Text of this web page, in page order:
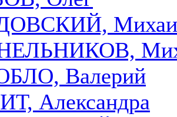
Валерий
Александра